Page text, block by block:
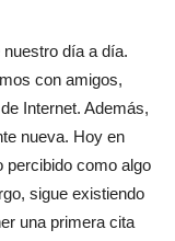
nuestro día a día.
con amigos,
Internet. Además,
nueva. Hoy en
percibido como algo
sigue existiendo
una primera cita